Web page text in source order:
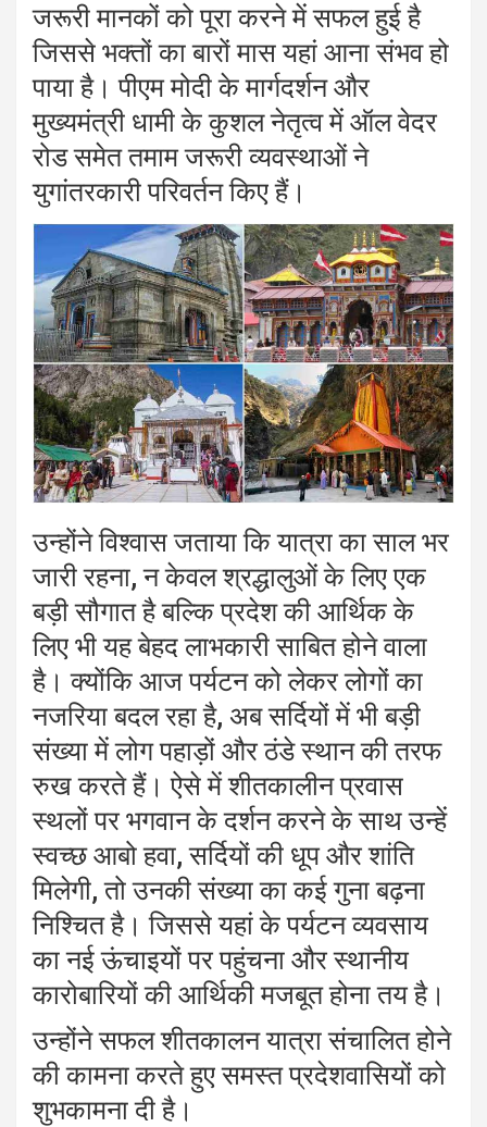
जरूरी मानकों को पूरा करने में सफल हुई है
जिससे भक्तों का बारों मास यहां आना संभव हो
पाया है। पीएम मोदी के मार्गदर्शन और
मुख्यमंत्री धामी के कुशल नेतृत्व में ऑल वेदर
रोड समेत तमाम जरूरी व्यवस्थाओं ने
युगांतरकारी परिवर्तन किए हैं।
उन्होंने विश्वास जताया कि यात्रा का साल भर
जारी रहना, न केवल श्रद्धालुओं के लिए एक
बड़ी सौगात है बल्कि प्रदेश की आर्थिक के
लिए भी यह बेहद लाभकारी साबित होने वाला
है। क्योंकि आज पर्यटन को लेकर लोगों का
नजरिया बदल रहा है, अब सर्दियों में भी बड़ी
संख्या में लोग पहाड़ों और ठंडे स्थान की तरफ
रुख करते हैं। ऐसे में शीतकालीन प्रवास
स्थलों पर भगवान के दर्शन करने के साथ उन्हें
स्वच्छ आबो हवा, सर्दियों की धूप और शांति
मिलेगी, तो उनकी संख्या का कई गुना बढ़ना
निश्चित है। जिससे यहां के पर्यटन व्यवसाय
का नई ऊंचाइयों पर पहुंचना और स्थानीय
कारोबारियों की आर्थिकी मजबूत होना तय है।
उन्होंने सफल शीतकालन यात्रा संचालित होने
की कामना करते हुए समस्त प्रदेशवासियों को
शुभकामना दी है।